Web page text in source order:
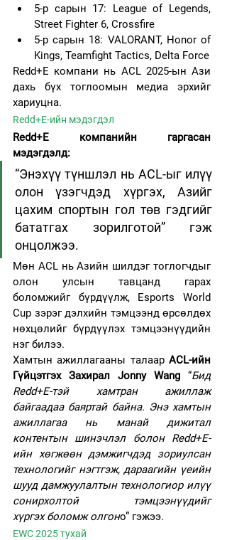
5-р сарын 17: League of Legends,
Street Fighter 6, Crossfire
5-р сарын 18: VALORANT, Honor of
Kings, Teamfight Tactics, Delta Force
Redd+E компани нь ACL 2025-ын Ази
дахь бүх тоглоомын медиа эрхийг
хариуцна.
Redd+E-ийн мэдэгдэл
Redd+E компанийн гаргасан
мэдэгдэлд:
“Энэхүү түншлэл нь ACL-ыг илүү
олон үзэгчдэд хүргэх, Азийг
цахим спортын гол төв гэдгийг
бататгах зорилготой” гэж
онцолжээ.
Мөн ACL нь Азийн шилдэг тоглогчдыг
олон улсын тавцанд гарах
боломжийг бүрдүүлж, Esports World
Cup зэрэг дэлхийн тэмцээнд өрсөлдөх
нөхцөлийг бүрдүүлэх тэмцээнүүдийн
нэг билээ.
Хамтын ажиллагааны талаар ACL-ийн
Гүйцэтгэх Захирал Jonny Wang “Бид
Redd+E-тэй хамтран ажиллаж
байгаадаа баяртай байна. Энэ хамтын
ажиллагаа нь манай дижитал
контентын шинэчлэл болон Redd+E-
ийн хөгжөөн дэмжигчдэд зориулсан
технологийг нэгтгэж, дараагийн үеийн
шууд дамжуулалтын технологиор илүү
сонирхолтой тэмцээнүүдийг
хүргэх боломж олгоно” гэжээ.
EWC 2025 тухай